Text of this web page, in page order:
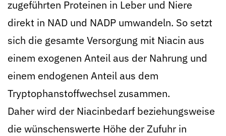
zugeführten Proteinen in Leber und Niere
direkt in NAD und NADP umwandeln. So setzt
sich die gesamte Versorgung mit Niacin aus
einem exogenen Anteil aus der Nahrung und
einem endogenen Anteil aus dem
Tryptophanstoffwechsel zusammen.
Daher wird der Niacinbedarf beziehungsweise
die wünschenswerte Höhe der Zufuhr in